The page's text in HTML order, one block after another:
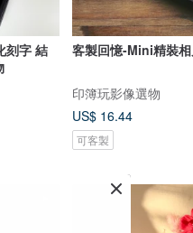
刻字 結
客製回憶-Mini精裝
印簿玩影像選物
US$ 16.44
可客製